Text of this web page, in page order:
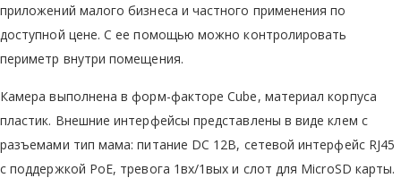
приложений малого бизнеса и частного применения по
доступной цене. С ее помощью можно контролировать
периметр внутри помещения.
Камера выполнена в форм-факторе Cube, материал корпуса
пластик. Внешние интерфейсы представлены в виде клем с
разъемами тип мама: питание DC 12В, сетевой интерфейс RJ45
с поддержкой PoE, тревога 1вх/1вых и слот для MicroSD карты.